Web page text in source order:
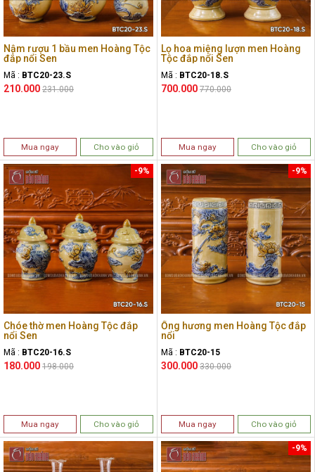
Nậm rượu 1 bầu men Hoàng Tộc
đắp nổi Sen
Mã : BTC20-23.S
210.000 231.000
Mua ngay Cho vào giỏ
Lọ hoa miệng lượn men Hoàng
Tộc đắp nổi Sen
Mã : BTC20-18.S
700.000 770.000
Mua ngay Cho vào giỏ
Chóe thờ men Hoàng Tộc đắp
nổi Sen
Mã : BTC20-16.S
180.000
-9%
198.000
Mua ngay Cho vào giỏ
Ống hương men Hoàng Tộc đắp
nổi
Mã : BTC20-15
300.000
-9%
330.000
Mua ngay Cho vào giỏ
-9%